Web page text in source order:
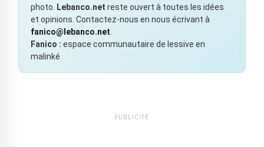
photo.
Lebanco.net reste ouvert à toutes les idées
et opinions. Contactez-nous en nous écrivant à
fanico@lebanco.net
Fanico : espace communautaire de lessive en
malinké
PUBLICITÉ